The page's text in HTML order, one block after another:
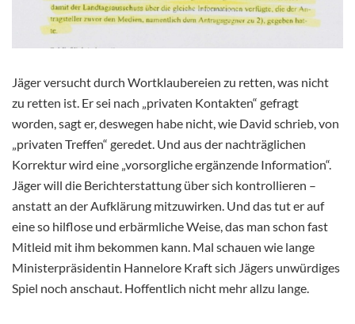
Jäger versucht durch Wortklaubereien zu retten, was nicht
zu retten ist. Er sei nach „privaten Kontakten“ gefragt
worden, sagt er, deswegen habe nicht, wie David schrieb, von
„privaten Treffen“ geredet. Und aus der nachträglichen
Korrektur wird eine „vorsorgliche ergänzende Information“.
Jäger will die Berichterstattung über sich kontrollieren –
anstatt an der Aufklärung mitzuwirken. Und das tut er auf
eine so hilflose und erbärmliche Weise, das man schon fast
Mitleid mit ihm bekommen kann. Mal schauen wie lange
Ministerpräsidentin Hannelore Kraft sich Jägers unwürdiges
Spiel noch anschaut. Hoffentlich nicht mehr allzu lange.